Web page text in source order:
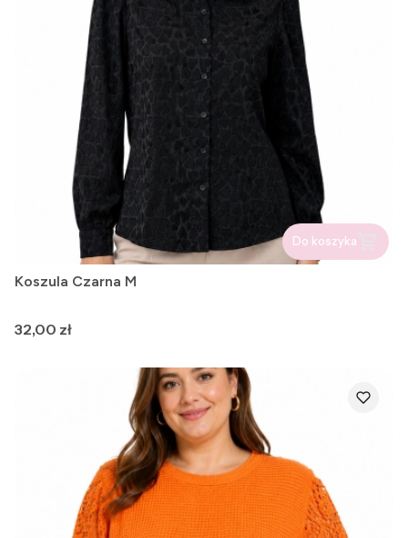
Do koszyka
Koszula Czarna M
Cena
32,00 zł